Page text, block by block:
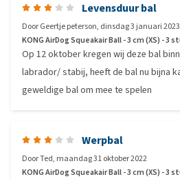
Levensduur bal
DoorGeertje peterson, dinsdag 3 januari 2023
KONG AirDog Squeakair Ball - 3 cm (XS) - 3
Op 12 oktober kregen wij deze bal
labrador/ stabij, heeft de bal nu bijna
geweldige bal om mee te spelen
Werpbal
DoorTed, maandag 31 oktober 2022
KONG AirDog Squeakair Ball - 3 cm (XS) - 3